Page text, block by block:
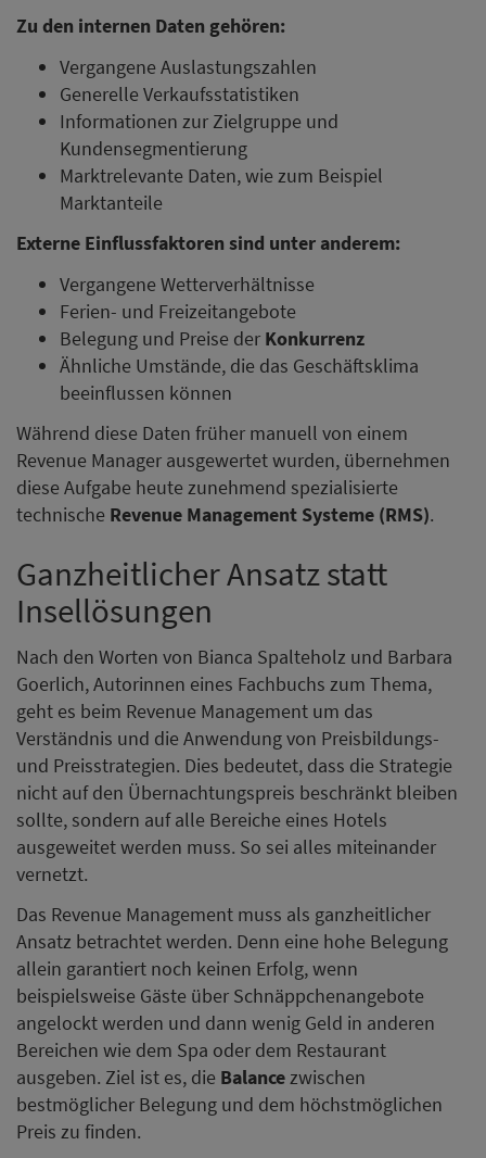
Zu den internen Daten gehören:
Vergangene Auslastungszahlen
Generelle Verkaufsstatistiken
Informationen zur Zielgruppe und
Kundensegmentierung
Marktrelevante Daten, wie zum Beispiel
Marktanteile
Externe Einflussfaktoren sind unter anderem:
Vergangene Wetterverhältnisse
Ferien- und Freizeitangebote
Belegung und Preise der Konkurrenz
Ähnliche Umstände, die das Geschäftsklima
beeinflussen können
Während diese Daten früher manuell von einem
Revenue Manager ausgewertet wurden, übernehmen
diese Aufgabe heute zunehmend spezialisierte
technische Revenue Management Systeme (RMS).
Ganzheitlicher Ansatz statt
Insellösungen
Nach den Worten von Bianca Spalteholz und Barbara
Goerlich, Autorinnen eines Fachbuchs zum Thema,
geht es beim Revenue Management um das
Verständnis und die Anwendung von Preisbildungs-
und Preisstrategien. Dies bedeutet, dass die Strategie
nicht auf den Übernachtungspreis beschränkt bleiben
sollte, sondern auf alle Bereiche eines Hotels
ausgeweitet werden muss. So sei alles miteinander
vernetzt.
Das Revenue Management muss als ganzheitlicher
Ansatz betrachtet werden. Denn eine hohe Belegung
allein garantiert noch keinen Erfolg, wenn
beispielsweise Gäste über Schnäppchenangebote
angelockt werden und dann wenig Geld in anderen
Bereichen wie dem Spa oder dem Restaurant
ausgeben. Ziel ist es, die Balancezwischen
bestmöglicher Belegung und dem höchstmöglichen
Preis zu finden.